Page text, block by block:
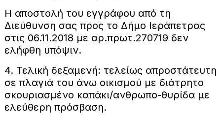
Η αποστολή του εγγράφου από τη
Διεύθυνση σας προς το Δήμο Ιεράπετρας
στις 06.11.2018 με αρ.πρωτ.270719 δεν
ελήφθη υπόψιν.
4. Τελική δεξαμενή: τελείως απροστάτευτη
σε πλαγιά του άνω οικισμού με διάτρητο
σκουριασμένο καπάκι/ανθρωπο-θυρίδα με
ελεύθερη πρόσβαση.